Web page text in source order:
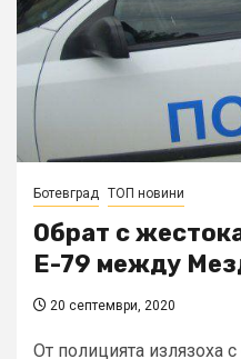
Ботевград ТОП новини
Обрат с
Е-79 между
20 септември, 2020
От полицията излязоха